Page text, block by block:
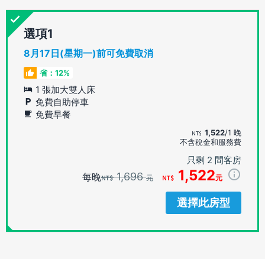
選項
8月17日(星期一)前可免費取消
省：12%
1 張加大雙人床
免費自助停車
免費早餐
1,522/1 晚
不含稅金和服務費
只剩 2 間客房
每晚 1,696元 1,522元
選擇此房型